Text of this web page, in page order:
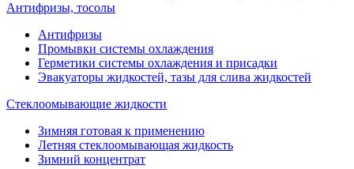
Антифризы, тосолы
Антифризы
Промывки системы охлаждения
Герметики системы охлаждения и присадки
Эвакуаторы жидкостей, тазы для слива жидкостей
Стеклоомывающие жидкости
Зимняя готовая к применению
Летняя стеклоомывающая жидкость
Зимний концентрат